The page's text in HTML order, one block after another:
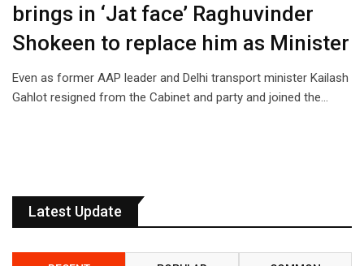
brings in ‘Jat face’ Raghuvinder
Shokeen to replace him as Minister
Even as former AAP leader and Delhi transport minister Kailash
Gahlot resigned from the Cabinet and party and joined the…
Latest Update